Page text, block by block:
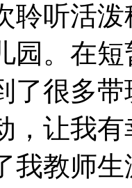
聆听活
园。在
了很多
，让我
我教师